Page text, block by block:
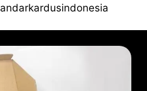
ardusindonesia